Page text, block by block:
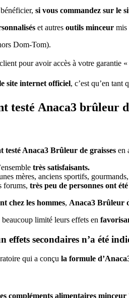
si vous commandez sur le
et autres outils minceur mis
Dom-Tom).
pour avoir accès à votre garantie
site internet officiel, c’est qu’en
testé Anaca3 brûleur
testé Anaca3 Brûleur de graisses en
très satisfaisants.
mères, anciens sportifs,
forums, très peu de personnes ont été
chez les hommes, Anaca3 Brûleur
limité leurs effets en
effets secondaires n’a été
qui a conçu la formule
compléments alimentaires minceur